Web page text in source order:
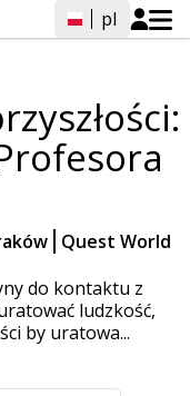
pl
Quest World
do kontaktu z
ludzkość,
by uratowa...